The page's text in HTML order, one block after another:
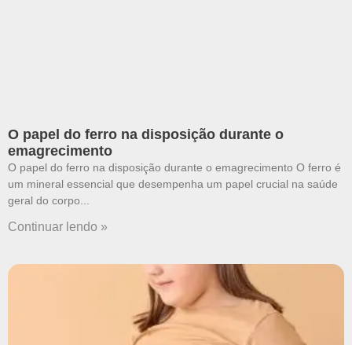
O papel do ferro na disposição durante o
emagrecimento
O papel do ferro na disposição durante o emagrecimento O ferro é
um mineral essencial que desempenha um papel crucial na saúde
geral do corpo
Continuar lendo »